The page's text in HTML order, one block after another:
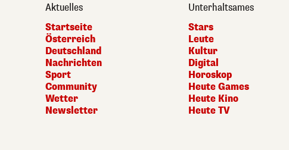
Aktuelles
Startseite
Österreich
Deutschland
Nachrichten
Sport
Community
Wetter
Newsletter
Unterhaltsames
Stars
Leute
Kultur
Digital
Horoskop
Heute Games
Heute Kino
Heute TV